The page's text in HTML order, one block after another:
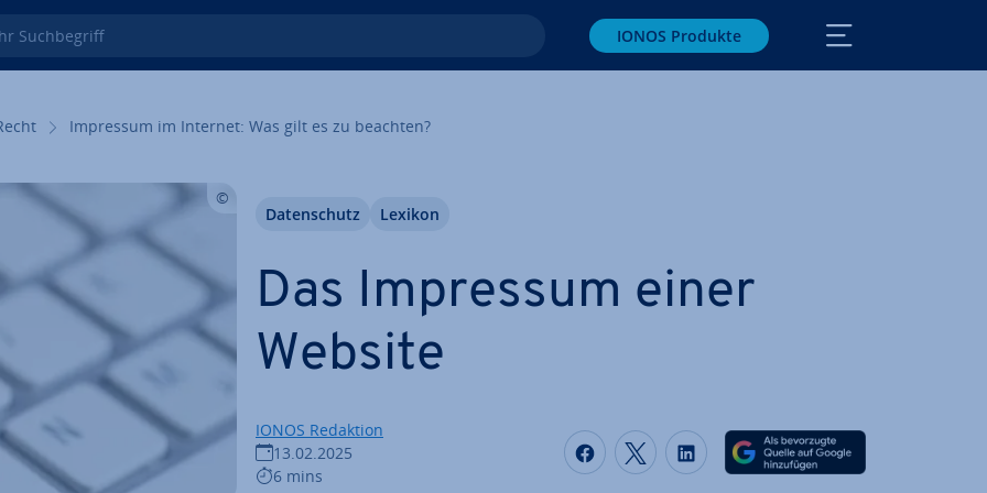
Such­be­griff IONOS Produkte
Impressum im Internet: Was gilt es zu beachten?
Das Impressum einer
Website
IONOS Redaktion
13.02.2025
6 mins
Auf Facebook teilen
Auf Twitter teilen
Auf LinkedIn teilen
Da­ten­schutz Lexikon